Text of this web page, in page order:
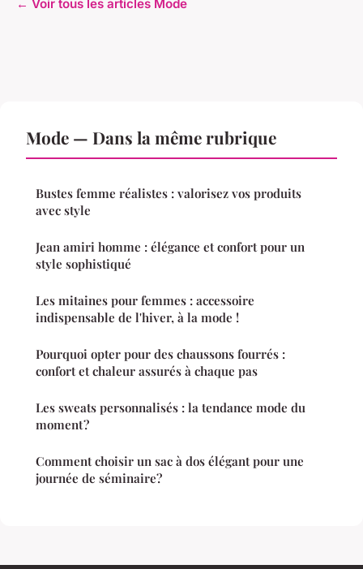
← Voir tous les articles Mode
Mode — Dans la même rubrique
Bustes femme réalistes : valorisez vos produits
avec style
Jean amiri homme : élégance et confort pour un
style sophistiqué
Les mitaines pour femmes : accessoire
indispensable de l'hiver, à la mode !
Pourquoi opter pour des chaussons fourrés :
confort et chaleur assurés à chaque pas
Les sweats personnalisés : la tendance mode du
moment ?
Comment choisir un sac à dos élégant pour une
journée de séminaire?